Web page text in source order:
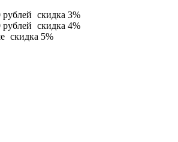
рублей скидка 3%
рублей скидка 4%
скидка 5%